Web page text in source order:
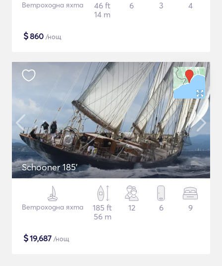
Ветроходна яхта
46 ft
14 m
6 3 4
$860 /нощ
Schooner 185'
Ветроходна яхта
185 ft
56 m
12 6 9
$19,687 /нощ